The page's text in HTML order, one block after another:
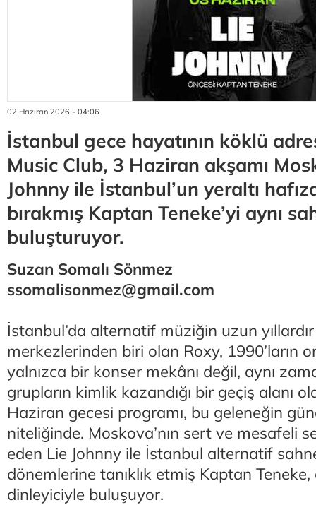
02 Haziran 2026 - 04:06
İstanbul gece hayatının köklü
Music Club, 3 Haziran akşamı
Johnny ile İstanbul’un yeraltı
bırakmış Kaptan Teneke’yi aynı
buluşturuyor.
Suzan Somalı Sönmez
ssomalisonmez@gmail.com
İstanbul’da alternatif müziğin uzun
merkezlerinden biri olan Roxy, 1990’ların
yalnızca bir konser mekânı değil, aynı
grupların kimlik kazandığı bir geçiş alanı
Haziran gecesi programı, bu geleneğin
niteliğinde. Moskova’nın sert ve mesafeli
eden Lie Johnny ile İstanbul alternatif
dönemlerine tanıklık etmiş Kaptan Teneke,
dinleyiciyle buluşuyor.